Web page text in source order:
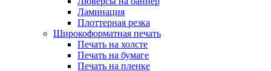
Ламинация
Плоттерная резка
Широкоформатная печать
Печать на холсте
Печать на бумаге
Печать на пленке